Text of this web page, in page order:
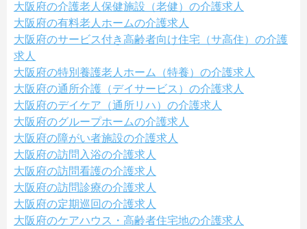
大阪府の介護老人保健施設（老健）の介護求人
大阪府の有料老人ホームの介護求人
大阪府のサービス付き高齢者向け住宅（サ高住）の介護
求人
大阪府の特別養護老人ホーム（特養）の介護求人
大阪府の通所介護（デイサービス）の介護求人
大阪府のデイケア（通所リハ）の介護求人
大阪府のグループホームの介護求人
大阪府の障がい者施設の介護求人
大阪府の訪問入浴の介護求人
大阪府の訪問看護の介護求人
大阪府の訪問診療の介護求人
大阪府の定期巡回の介護求人
大阪府のケアハウス・高齢者住宅地の介護求人